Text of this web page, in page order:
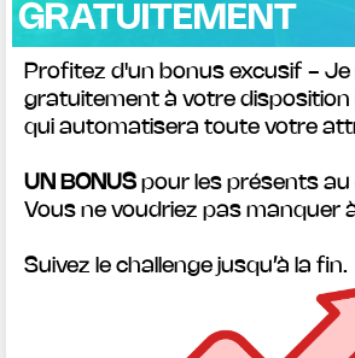
GRATUITEMENT
Profitez d'un bonus excusif -
gratuitement à votre
qui automatisera toute votre
UN BONUS pour les présents au
Vous ne voudriez pas manquer
Suivez le challenge jusqu’à la fin.